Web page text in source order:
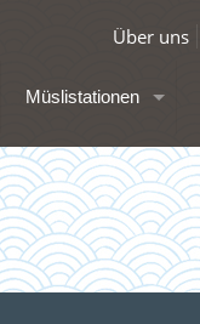
Über uns
Müslistationen